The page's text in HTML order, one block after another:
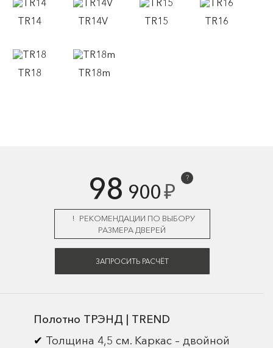
TR14 TR14V TR15 TR16
TR18 TR18m
98 900₽
?
РЕКОМЕНДАЦИИ ПО ВЫБОРУ
РАЗМЕРА ДВЕРЕЙ
ЗАПРОСИТЬ РАСЧЁТ
Полотно ТРЭНД | TREND
Толщина 4,5 см. Каркас – двойной